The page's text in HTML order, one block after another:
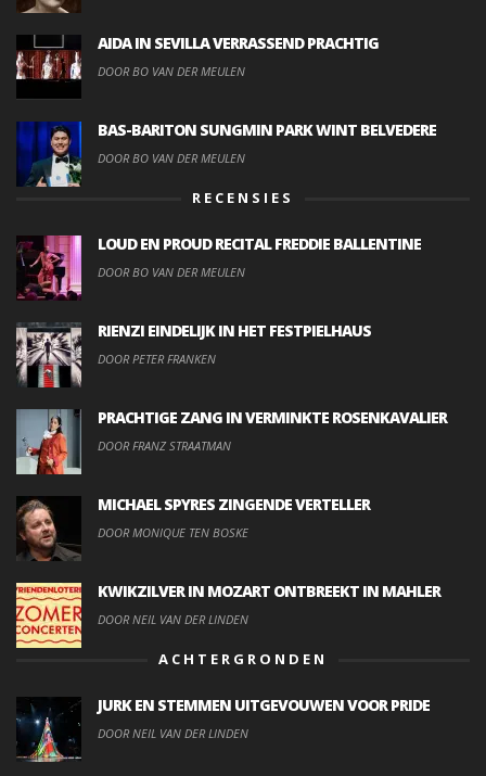
AIDA IN SEVILLA VERRASSEND PRACHTIG
DOOR BO VAN DER MEULEN
BAS-BARITON SUNGMIN PARK WINT BELVEDERE
DOOR BO VAN DER MEULEN
RECENSIES
LOUD EN PROUD RECITAL FREDDIE BALLENTINE
DOOR BO VAN DER MEULEN
RIENZI EINDELIJK IN HET FESTPIELHAUS
DOOR PETER FRANKEN
PRACHTIGE ZANG IN VERMINKTE ROSENKAVALIER
DOOR FRANZ STRAATMAN
MICHAEL SPYRES ZINGENDE VERTELLER
DOOR MONIQUE TEN BOSKE
KWIKZILVER IN MOZART ONTBREEKT IN MAHLER
DOOR NEIL VAN DER LINDEN
ACHTERGRONDEN
JURK EN STEMMEN UITGEVOUWEN VOOR PRIDE
DOOR NEIL VAN DER LINDEN